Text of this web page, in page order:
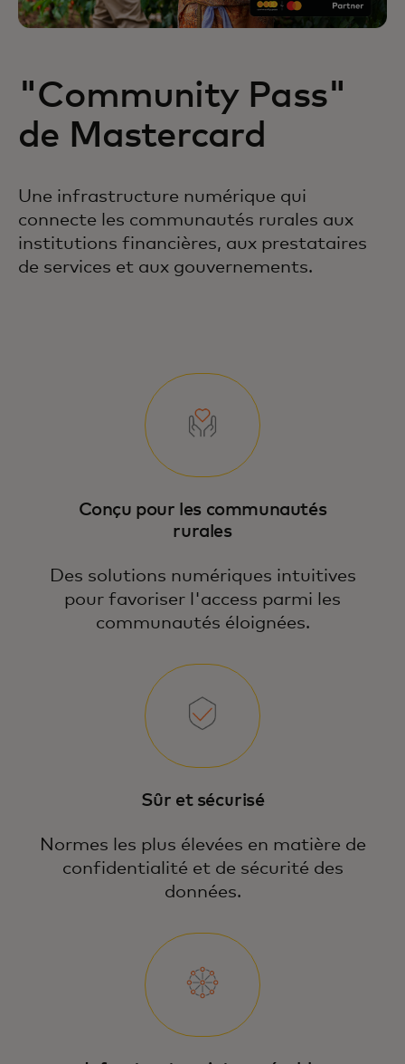
"Community Pass"
de Mastercard
Une infrastructure numérique qui
connecte les communautés rurales aux
institutions financières, aux prestataires
de services et aux gouvernements.
Conçu pour les communautés
rurales
Des solutions numériques intuitives
pour favoriser l'access parmi les
communautés éloignées.
Sûr et sécurisé
Normes les plus élevées en matière de
confidentialité et de sécurité des
données.